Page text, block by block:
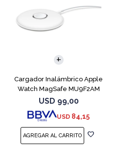
Cargador Inalámbrico Apple
Watch MagSafe MU9F2AM
USD 99,00
USD 84,15